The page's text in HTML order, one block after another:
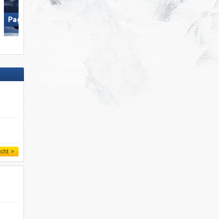
Paganella – Andalo Scuol – Motta Naluns